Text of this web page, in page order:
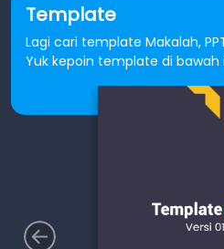
Template
Lagi cari template Makalah,
Yuk kepoin template di bawah